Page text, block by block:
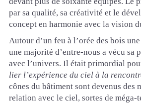
par sa qualité, sa créativité et le
concept en harmonie avec la vision
Autour d’un feu à l’orée des bois
une majorité d’entre-nous a vécu sa
avec l’univers. Il était primordial
lier l’expérience du ciel à la
cônes du bâtiment sont devenus des
relation avec le ciel, sortes de méga-